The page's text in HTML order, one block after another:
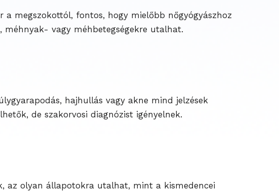
megszokottól, fontos, hogy mielőbb nőgyógyászhoz
vagy méhbetegségekre utalhat.
hajhullás vagy akne mind jelzések
de szakorvosi diagnózist igényelnek.
az olyan állapotokra utalhat, mint a kismedencei